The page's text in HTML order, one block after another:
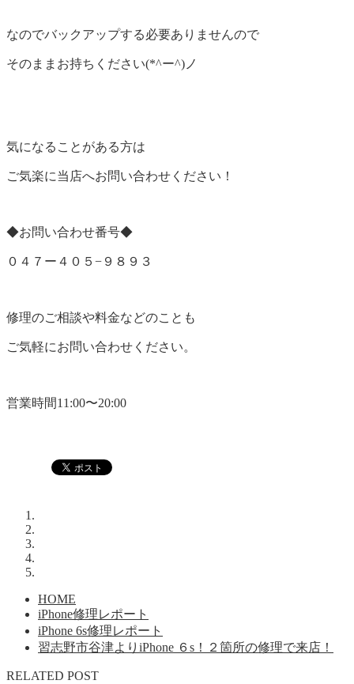
なのでバックアップする必要ありませんので
そのままお持ちください(*^ー^)ノ
気になることがある方は
ご気楽に当店へお問い合わせください！
◆お問い合わせ番号◆
０４７ー４０５−９８９３
修理のご相談や料金などのことも
ご気軽にお問い合わせください。
営業時間11:00〜20:00
HOME
iPhone修理レポート
iPhone 6s修理レポート
習志野市谷津よりiPhone ６s！２箇所の修理で来店！
RELATED POST